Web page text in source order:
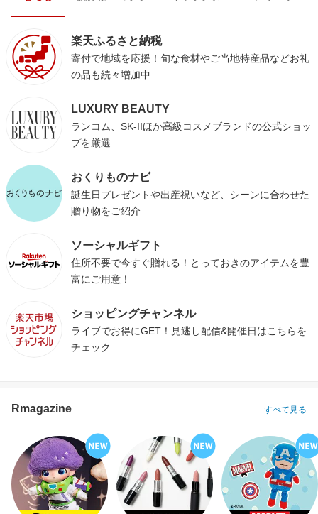
楽天ふるさと納税
寄付で地域を応援！旬な食材やご当地特産品などお礼
の品も続々増加中
LUXURY BEAUTY
ランコム、SK-IIほか高級コスメブランドの公式ショッ
プを厳選
おくりものナビ
誕生日プレゼントや出産祝いなど、シーンに合わせた
贈り物をご紹介
ソーシャルギフト
住所不要で今すぐ贈れる！とっておきのアイテムを豊
富にご用意！
ショッピングチャンネル
ライブでお得にGET！見逃し配信&開催日はこちらを
チェック
Rmagazine すべて見る